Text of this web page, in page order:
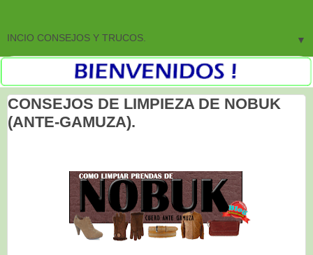
▼
CONSEJOS DE LIMPIEZA DE NOBUK
(ANTE-GAMUZA).